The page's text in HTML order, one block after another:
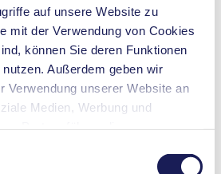
auf unsere Website zu
mit der Verwendung von Cookies
können Sie deren Funktionen
Außerdem geben wir
Verwendung unserer Website an
Medien, Werbung und
bereitgestellt haben oder die